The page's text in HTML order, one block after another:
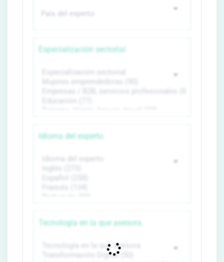
Especialización sectorial
Idioma del experto
Tecnología en la que asesora